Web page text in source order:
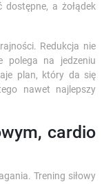
dostępne, a żołądek
Redukcja nie
polega na jedzeniu
plan, który da się
nawet najlepszy
cardio
Trening siłowy